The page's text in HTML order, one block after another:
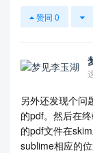
赞同 0
另外还发现个问
的pdf。然后在
的pdf文件在
sublime相应的位